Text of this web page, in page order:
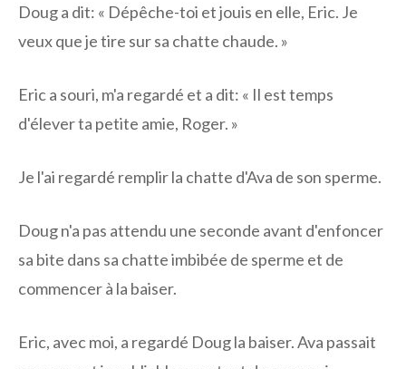
Doug a dit: « Dépêche-toi et jouis en elle, Eric. Je
veux que je tire sur sa chatte chaude. »
Eric a souri, m'a regardé et a dit: « Il est temps
d'élever ta petite amie, Roger. »
Je l'ai regardé remplir la chatte d'Ava de son sperme.
Doug n'a pas attendu une seconde avant d'enfoncer
sa bite dans sa chatte imbibée de sperme et de
commencer à la baiser.
Eric, avec moi, a regardé Doug la baiser. Ava passait